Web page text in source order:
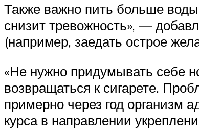
Также важно пить больше
снизит тревожность», —
(например, заедать острое
«Не нужно придумывать себе
возвращаться к сигарете.
примерно через год организм
курса в направлении